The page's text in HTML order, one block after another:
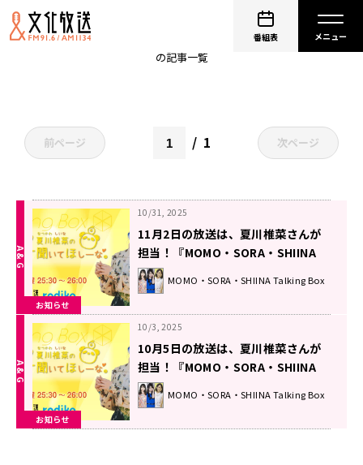
番組表
の記事一覧
前ページ 1 次ページ
お知らせ
10/31, 2025
11月2日の放送は、夏川椎菜さんが
担当！『MOMO・SORA・SHIINA
Talking Box』
MOMO・SORA・SHIINA Talking Box
お知らせ
10/3, 2025
10月5日の放送は、夏川椎菜さんが
担当！『MOMO・SORA・SHIINA
Talking Box』
MOMO・SORA・SHIINA Talking Box